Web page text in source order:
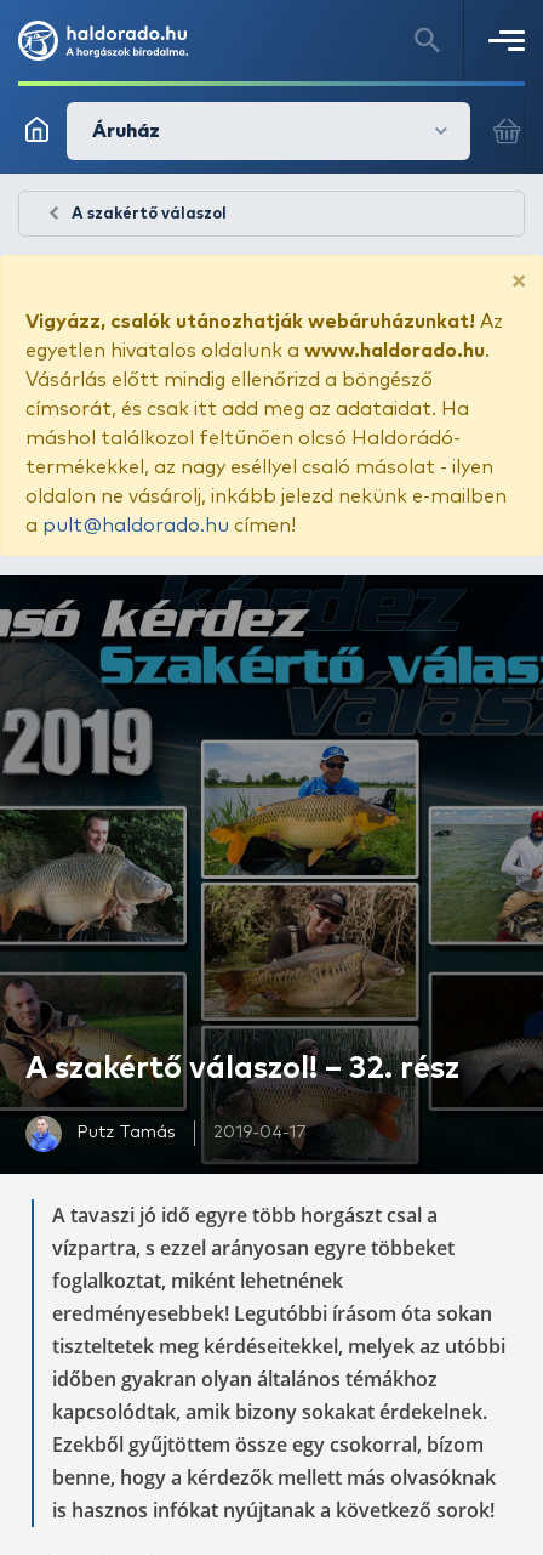
Áruház
A szakértő válaszol
×
Vigyázz, csalók utánozhatják webáruházunkat! Az
egyetlen hivatalos oldalunk a www.haldorado.hu.
Vásárlás előtt mindig ellenőrizd a böngésző
címsorát, és csak itt add meg az adataidat. Ha
máshol találkozol feltűnően olcsó Haldorádó-
termékekkel, az nagy eséllyel csaló másolat - ilyen
oldalon ne vásárolj, inkább jelezd nekünk e-mailben
a pult@haldorado.hu címen!
A szakértő válaszol! – 32. rész
Putz Tamás 2019-04-17
A tavaszi jó idő egyre több horgászt csal a
vízpartra, s ezzel arányosan egyre többeket
foglalkoztat, miként lehetnének
eredményesebbek! Legutóbbi írásom óta sokan
tiszteltetek meg kérdéseitekkel, melyek az utóbbi
időben gyakran olyan általános témákhoz
kapcsolódtak, amik bizony sokakat érdekelnek.
Ezekből gyűjtöttem össze egy csokorral, bízom
benne, hogy a kérdezők mellett más olvasóknak
is hasznos infókat nyújtanak a következő sorok!